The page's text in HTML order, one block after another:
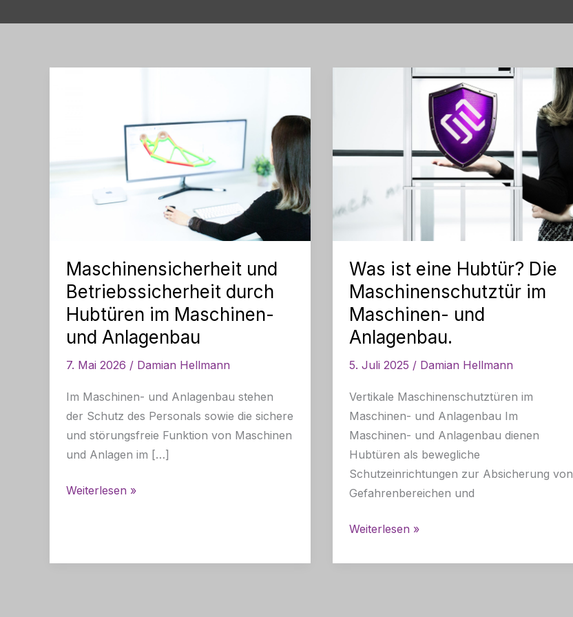
Maschinensicherheit und
Betriebssicherheit durch
Hubtüren im Maschinen-
und Anlagenbau
7. Mai 2026 / Damian Hellmann
Im Maschinen- und Anlagenbau stehen
der Schutz des Personals sowie die sichere
und störungsfreie Funktion von Maschinen
und Anlagen im […]
Maschinensicherheit
Hubtüren
Weiterlesen »
Was ist eine Hubtür? Die
Maschinenschutztür im
Maschinen- und
Anlagenbau.
5. Juli 2025 / Damian Hellmann
Vertikale Maschinenschutztüren im
Maschinen- und Anlagenbau Im
Maschinen- und Anlagenbau dienen
Hubtüren als bewegliche
Schutzeinrichtungen zur Absicherung von
Gefahrenbereichen und
Was
eine
Weiterlesen »